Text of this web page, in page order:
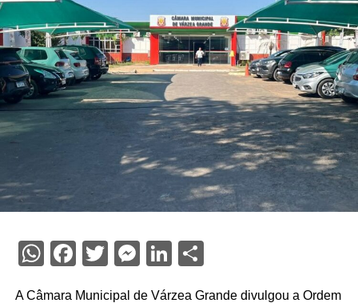
WhatsApp
Facebook
Twitter
Messenger
LinkedIn
Share
A Câmara Municipal de Várzea Grande divulgou a Ordem